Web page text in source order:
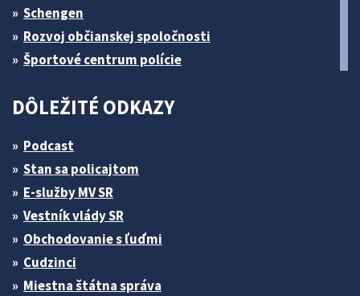
Schengen
Rozvoj občianskej spoločnosti
Športové centrum polície
DÔLEŽITÉ ODKAZY
Podcast
Stan sa policajtom
E-služby MV SR
Vestník vlády SR
Obchodovanie s ľuďmi
Cudzinci
Miestna štátna správa